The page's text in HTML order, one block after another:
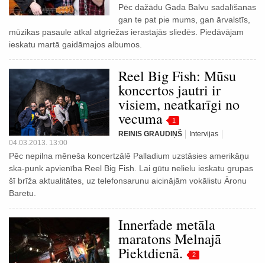
Pēc dažādu Gada Balvu sadalīšanas
gan te pat pie mums, gan ārvalstīs,
mūzikas pasaule atkal atgriežas ierastajās sliedēs. Piedāvājam
ieskatu martā gaidāmajos albumos.
Reel Big Fish: Mūsu
koncertos jautri ir
visiem, neatkarīgi no
vecuma 1
REINIS GRAUDIŅŠ
Intervijas
04.03.2013. 13:00
Pēc nepilna mēneša koncertzālē Palladium uzstāsies amerikāņu
ska-punk apvienība Reel Big Fish. Lai gūtu nelielu ieskatu grupas
šī brīža aktualitātes, uz telefonsarunu aicinājām vokālistu Āronu
Baretu.
Innerfade metāla
maratons Melnajā
Piektdienā. 2